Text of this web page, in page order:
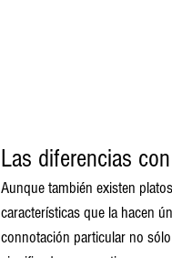
Las diferencias
Aunque también existen
características que la hacen
connotación particular no